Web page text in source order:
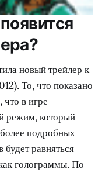
новый трейлер к
То, что показано
что в игре
режим, который
более подробных
будет равняться
голограммы. По